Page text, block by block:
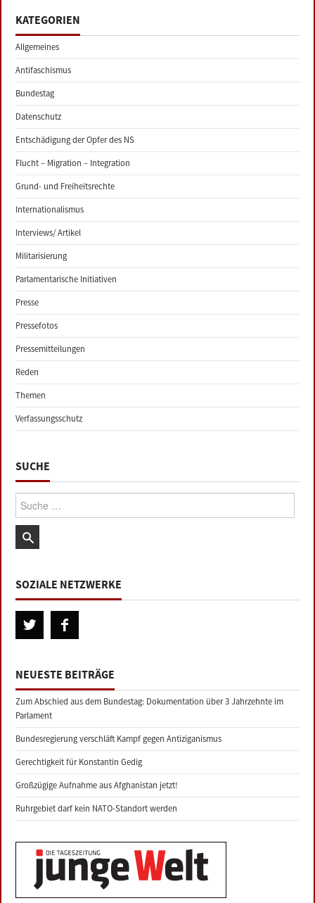
KATEGORIEN
Allgemeines
Antifaschismus
Bundestag
Datenschutz
Entschädigung der Opfer des NS
Flucht – Migration – Integration
Grund- und Freiheitsrechte
Internationalismus
Interviews/ Artikel
Militarisierung
Parlamentarische Initiativen
Presse
Pressefotos
Pressemitteilungen
Reden
Themen
Verfassungsschutz
SUCHE
Suche:
SOZIALE NETZWERKE
NEUESTE BEITRÄGE
Zum Abschied aus dem Bundestag: Dokumentation über 3 Jahrzehnte im
Parlament
Bundesregierung verschläft Kampf gegen Antiziganismus
Gerechtigkeit für Konstantin Gedig
Großzügige Aufnahme aus Afghanistan jetzt!
Ruhrgebiet darf kein NATO-Standort werden